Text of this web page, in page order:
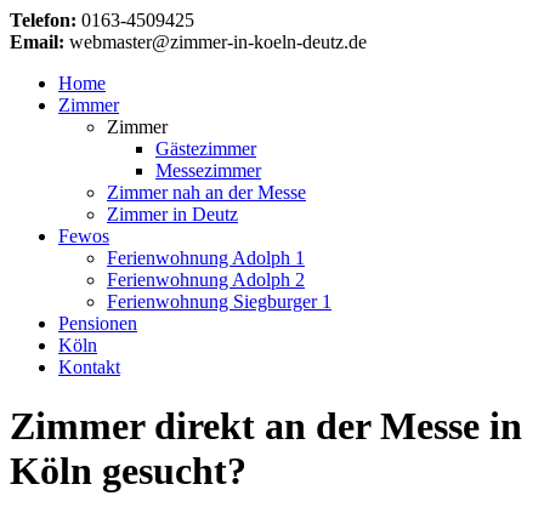
Telefon: 0163-4509425
Email: webmaster@zimmer-in-koeln-deutz.de
Home
Zimmer
Zimmer
Gästezimmer
Messezimmer
Zimmer nah an der Messe
Zimmer in Deutz
Fewos
Ferienwohnung Adolph 1
Ferienwohnung Adolph 2
Ferienwohnung Siegburger 1
Pensionen
Köln
Kontakt
Zimmer direkt an der Messe in
Köln gesucht?